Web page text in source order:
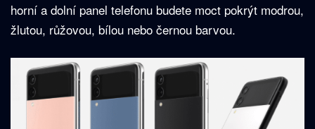
horní a dolní panel telefonu budete moct pokrýt modrou,
žlutou, růžovou, bílou nebo černou barvou.